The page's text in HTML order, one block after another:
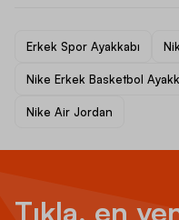
Erkek Spor Ayakkabı
Nike Erkek Basketbol
Nike Air Jordan
Tıkla, en